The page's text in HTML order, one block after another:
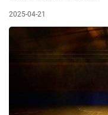
2025-04-21